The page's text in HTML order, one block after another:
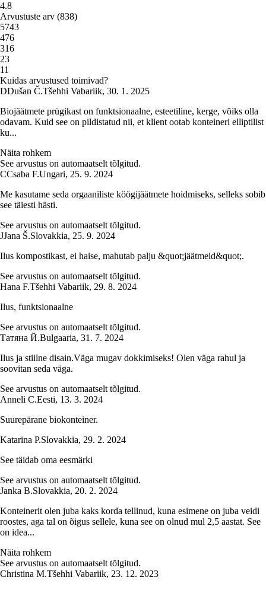
4.8
Arvustuste arv (838)
5743
476
316
23
11
Kuidas arvustused toimivad?
DDušan Č.Tšehhi Vabariik, 30. 1. 2025
Biojäätmete prügikast on funktsionaalne, esteetiline, kerge, võiks olla
odavam. Kuid see on pildistatud nii, et klient ootab konteineri elliptilist
ku...
Näita rohkem
See arvustus on automaatselt tõlgitud.
CCsaba F.Ungari, 25. 9. 2024
Me kasutame seda orgaaniliste köögijäätmete hoidmiseks, selleks sobib
see täiesti hästi.
See arvustus on automaatselt tõlgitud.
JJana Š.Slovakkia, 25. 9. 2024
Ilus kompostikast, ei haise, mahutab palju &quot;jäätmeid&quot;.
See arvustus on automaatselt tõlgitud.
Hana F.Tšehhi Vabariik, 29. 8. 2024
Ilus, funktsionaalne
See arvustus on automaatselt tõlgitud.
Татяна Й.Bulgaaria, 31. 7. 2024
Ilus ja stiilne disain.Väga mugav dokkimiseks! Olen väga rahul ja
soovitan seda väga.
See arvustus on automaatselt tõlgitud.
Anneli C.Eesti, 13. 3. 2024
Suurepärane biokonteiner.
Katarina P.Slovakkia, 29. 2. 2024
See täidab oma eesmärki
See arvustus on automaatselt tõlgitud.
Janka B.Slovakkia, 20. 2. 2024
Konteinerit olen juba kaks korda tellinud, kuna esimene on juba veidi
roostes, aga tal on õigus sellele, kuna see on olnud mul 2,5 aastat. See
on idea...
Näita rohkem
See arvustus on automaatselt tõlgitud.
Christina M.Tšehhi Vabariik, 23. 12. 2023